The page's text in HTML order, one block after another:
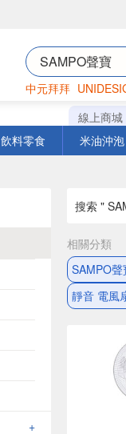
中元拜拜
罐頭 海苔
線上商城
飲料零食 米油沖泡
+
搜索 "
相關分類
SAMPO
靜音 電風